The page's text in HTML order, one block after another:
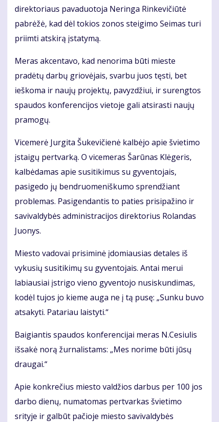
direktoriaus pavaduotoja Neringa Rinkevičiūtė
pabrėžė, kad dėl tokios zonos steigimo Seimas turi
priimti atskirą įstatymą.
Meras akcentavo, kad nenorima būti mieste
pradėtų darbų griovėjais, svarbu juos tęsti, bet
ieškoma ir naujų projektų, pavyzdžiui, ir surengtos
spaudos konferencijos vietoje gali atsirasti naujų
pramogų.
Vicemerė Jurgita Šukevičienė kalbėjo apie švietimo
įstaigų pertvarką. O vicemeras Šarūnas Klėgeris,
kalbėdamas apie susitikimus su gyventojais,
pasigedo jų bendruomeniškumo sprendžiant
problemas. Pasigendantis to paties prisipažino ir
savivaldybės administracijos direktorius Rolandas
Juonys.
Miesto vadovai prisiminė įdomiausias detales iš
vykusių susitikimų su gyventojais. Antai merui
labiausiai įstrigo vieno gyventojo nusiskundimas,
kodėl tujos jo kieme auga ne į tą pusę: „Sunku buvo
atsakyti. Patariau laistyti.“
Baigiantis spaudos konferencijai meras N.Cesiulis
išsakė norą žurnalistams: „Mes norime būti jūsų
draugai.“
Apie konkrečius miesto valdžios darbus per 100 jos
darbo dienų, numatomas pertvarkas švietimo
srityje ir galbūt pačioje miesto savivaldybės